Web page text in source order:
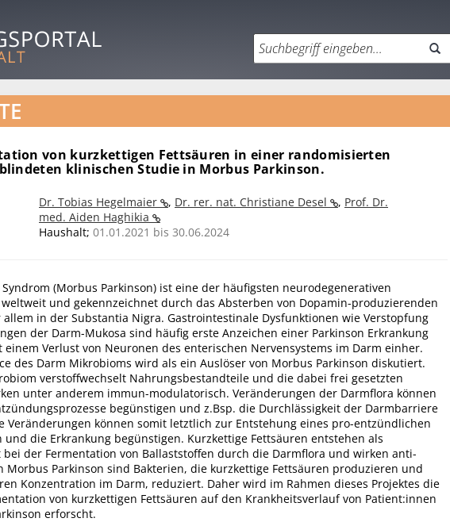
von kurzkettigen Fettsäuren in einer randomisierten
klinischen Studie in Morbus Parkinson.
Dr. Tobias Hegelmaier , Dr. rer. nat. Christiane Desel , Prof. Dr.
med. Aiden Haghikia
Haushalt; 01.01.2021 bis 30.06.2024
Syndrom (Morbus Parkinson) ist eine der häufigsten neurodegenerativen
und gekennzeichnet durch das Absterben von Dopamin-produzierenden
allem in der Substantia Nigra. Gastrointestinale Dysfunktionen wie Verstopfung
der Darm-Mukosa sind häufig erste Anzeichen einer Parkinson Erkrankung
einem Verlust von Neuronen des enterischen Nervensystems im Darm einher.
des Darm Mikrobioms wird als ein Auslöser von Morbus Parkinson diskutiert.
verstoffwechselt Nahrungsbestandteile und die dabei frei gesetzten
unter anderem immun-modulatorisch. Veränderungen der Darmflora können
begünstigen und z.Bsp. die Durchlässigkeit der Darmbarriere
Veränderungen können somit letztlich zur Entstehung eines pro-entzündlichen
die Erkrankung begünstigen. Kurzkettige Fettsäuren entstehen als
der Fermentation von Ballaststoffen durch die Darmflora und wirken anti-
Morbus Parkinson sind Bakterien, die kurzkettige Fettsäuren produzieren und
Konzentration im Darm, reduziert. Daher wird im Rahmen dieses Projektes die
von kurzkettigen Fettsäuren auf den Krankheitsverlauf von Patient:innen
erforscht.